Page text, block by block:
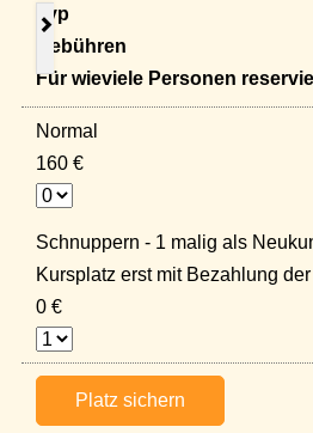
Typ
Gebühren
Für wieviele Personen
Normal
160 €
Schnuppern - 1 malig als
Kursplatz erst mit Bezahlung
0 €
Platz sichern